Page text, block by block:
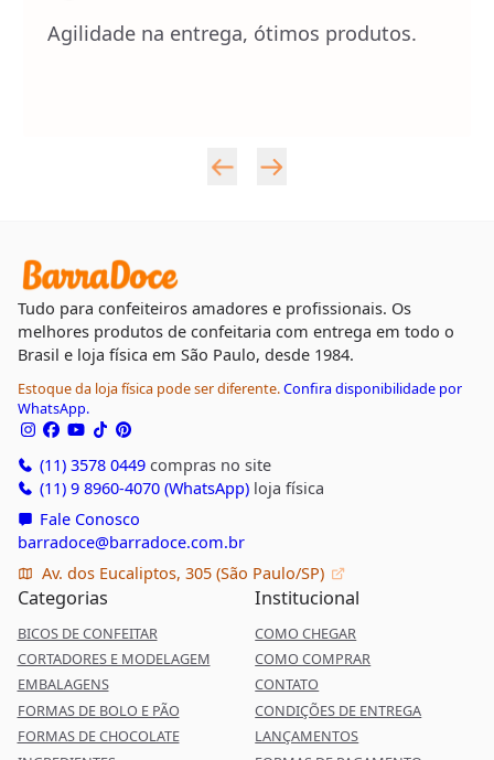
Agilidade na entrega, ótimos produtos.
Tudo para confeiteiros amadores e profissionais. Os
melhores produtos de confeitaria com entrega em todo o
Brasil e loja física em São Paulo, desde 1984.
Estoque da loja física pode ser diferente.Confira disponibilidade por
WhatsApp.
(11) 3578 0449compras no site
(11) 9 8960-4070 (WhatsApp)loja física
Fale Conosco
barradoce@barradoce.com.br
Av. dos Eucaliptos, 305 (São Paulo/SP)
Categorias
BICOS DE CONFEITAR
CORTADORES E MODELAGEM
EMBALAGENS
FORMAS DE BOLO E PÃO
FORMAS DE CHOCOLATE
Institucional
COMO CHEGAR
COMO COMPRAR
CONTATO
CONDIÇÕES DE ENTREGA
LANÇAMENTOS